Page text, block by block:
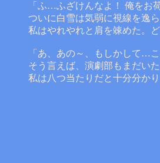
「ふ…ふざけんなよ！ 俺を
ついに白雪は気弱に視線を逸
私はやれやれと肩を竦めた。
「あ、あの～、もしかして…
そう言えば、演劇部もまだいた
私は八つ当たりだと十分分か